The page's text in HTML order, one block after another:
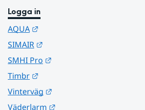
Logga in
AQUA
SIMAIR
SMHI Pro
Timbr
Vinterväg
Väderlarm